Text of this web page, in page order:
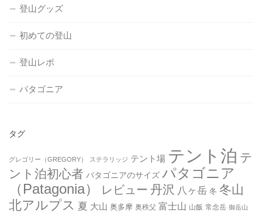
登山グッズ
初めての登山
登山レポ
パタゴニア
タグ
グレゴリー（GREGORY） ステラリッジ テント場 テント泊 テ
ント泊初心者 パタゴニアのサイズ パタゴニア
（Patagonia）
レビュー 丹沢 八ヶ岳 冬 冬山
北アルプス 夏 大山 奥多摩 奥秩父 富士山 山飯 常念岳 御岳山